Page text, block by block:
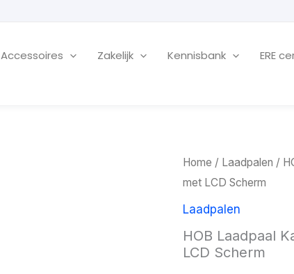
Accessoires Zakelijk Kennisbank
ERE
Home / Laadpalen /
met LCD Scherm
Laadpalen
HOB Laadpaal
LCD Scherm